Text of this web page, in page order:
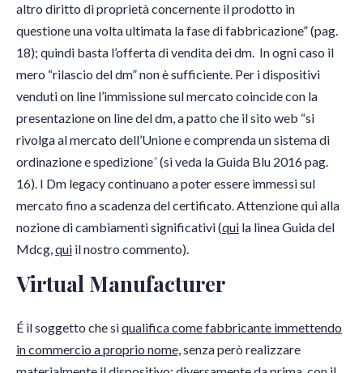
altro diritto di proprietà concernente il prodotto in
questione una volta ultimata la fase di fabbricazione” (pag.
18); quindi basta l’offerta di vendita dei dm. In ogni caso il
mero “rilascio del dm” non è sufficiente. Per i dispositivi
venduti on line l’immissione sul mercato coincide con la
presentazione on line del dm, a patto che il sito web “si
rivolga al mercato dell’Unione e comprenda un sistema di
ordinazione e spedizione”(si veda la Guida Blu 2016 pag.
16). I Dm legacy continuano a poter essere immessi sul
mercato fino a scadenza del certificato. Attenzione qui alla
nozione di cambiamenti significativi (qui la linea Guida del
Mdcg,qui il nostro commento).
Virtual Manufacturer
É il soggetto che siqualifica come fabbricante immettendo
in commercio a proprio nome,senza però realizzare